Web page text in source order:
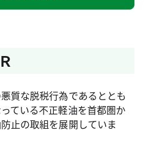
質な脱税行為であるととも
ている不正軽油を首都圏か
止の取組を展開していま